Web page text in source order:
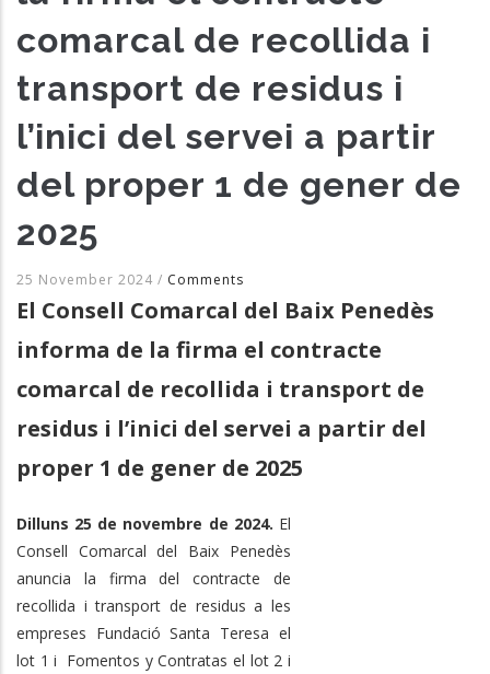
comarcal de recollida i
transport de residus i
l’inici del servei a partir
del proper 1 de gener de
2025
25 November 2024 / Comments
El Consell Comarcal del Baix Penedès
informa de la firma el contracte
comarcal de recollida i transport de
residus i l’inici del servei a partir del
proper 1 de gener de 2025
Dilluns 25 de novembre de 2024. El
Consell Comarcal del Baix Penedès
anuncia la firma del contracte de
recollida i transport de residus a les
empreses Fundació Santa Teresa el
lot 1 i Fomentos y Contratas el lot 2 i